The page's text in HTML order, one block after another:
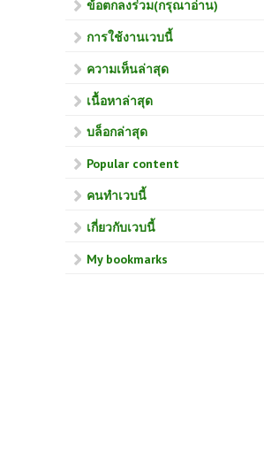
ข้อตกลงร่วม(กรุณาอ่าน)
การใช้งานเวบนี้
ความเห็นล่าสุด
เนื้อหาล่าสุด
บล็อกล่าสุด
Popular content
คนทำเวบนี้
เกี่ยวกับเวบนี้
My bookmarks